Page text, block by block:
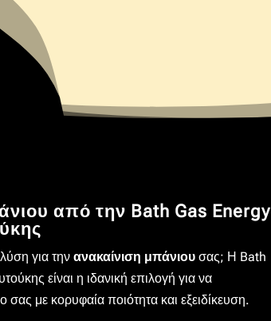
από την Bath Gas Energy
για τηνανακαίνιση μπάνιου σας; Η Bath
είναι η ιδανική επιλογή για να
με κορυφαία ποιότητα και εξειδίκευση.